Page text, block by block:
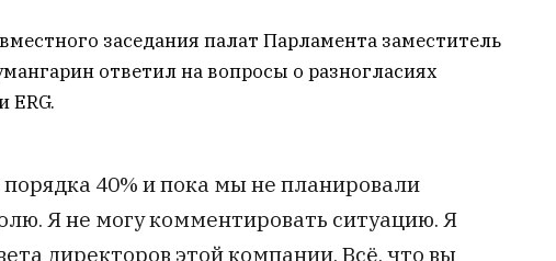
заседания палат Парламента заместитель
ответил на вопросы о разногласиях
ERG.
40% и пока мы не планировали
Я не могу комментировать ситуацию. Я
директоров этой компании. Всё, что вы